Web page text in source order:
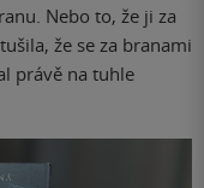
Nebo to, že ji za
že se za branami
právě na tuhle